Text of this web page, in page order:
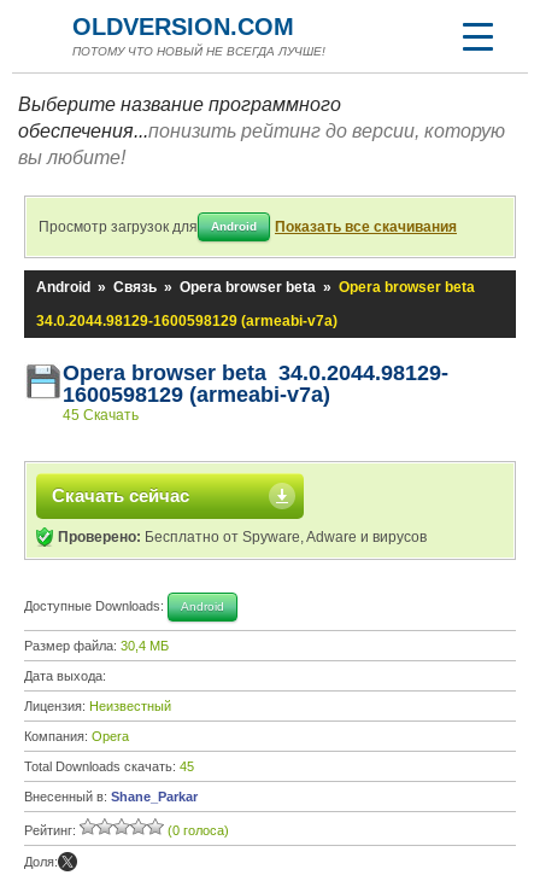
OLDVERSION.COM
ПОТОМУ ЧТО НОВЫЙ НЕ ВСЕГДА ЛУЧШЕ!
Выберите название программного
обеспечения...понизить рейтинг до версии, которую
вы любите!
Просмотр загрузок для Android Показать все скачивания
Android » Связь » Opera browser beta » Opera browser beta
34.0.2044.98129-1600598129 (armeabi-v7a)
Opera browser beta 34.0.2044.98129-
1600598129 (armeabi-v7a)
45 Скачать
Скачать сейчас
Проверено: Бесплатно от Spyware, Adware и вирусов
Доступные Downloads: Android
Размер файла: 30,4 МБ
Дата выхода:
Лицензия: Неизвестный
Компания: Opera
Total Downloads скачать: 45
Внесенный в: Shane_Parkar
Рейтинг: (0 голоса)
Доля: